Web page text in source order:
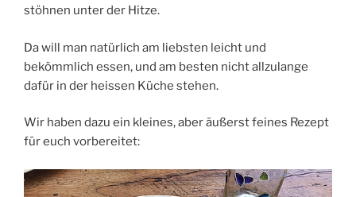
stöhnen unter der Hitze.
Da will man natürlich am liebsten leicht und
bekömmlich essen, und am besten nicht allzulange
dafür in der heissen Küche stehen.
Wir haben dazu ein kleines, aber äußerst feines Rezept
für euch vorbereitet: